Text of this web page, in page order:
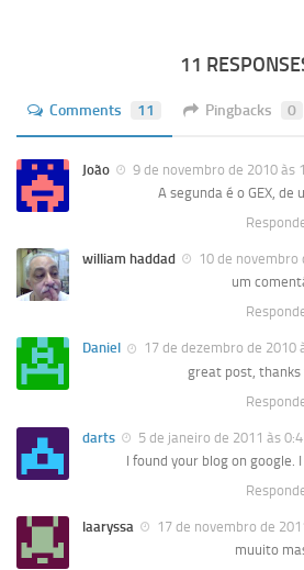
11
Comments 11 Pingbacks 0
João
9 de novembro de 2010 às
A segunda é o GEX,
william haddad
10 de novembro
um
Daniel
17 de dezembro de 2010
great post, thanks
darts
5 de janeiro de 2011 às
I found your blog on google.
laaryssa
17 de novembro de
muuito